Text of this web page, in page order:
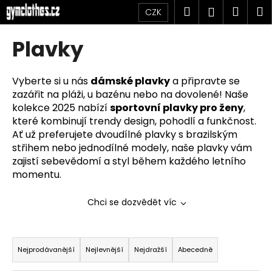
Přejít
na
obsah
CZK Hledat
Plavky
Vyberte si u nás dámské plavkya připravte se
zazářit na pláži, u bazénu nebo na dovolené! Naše
kolekce 2025 nabízísportovní plavky pro ženy,
které kombinují trendy design, pohodlí a funkčnost.
Ať už preferujete dvoudílné plavky s brazilským
střihem nebo jednodílné modely, naše plavky vám
zajistí sebevědomí a styl během každého letního
momentu.
Chci se dozvědět víc
Ř
a
z
Nejprodávanější Nejlevnější Nejdražší Abecedně
K
o
o
p
o
t
ř
e
b
t
e